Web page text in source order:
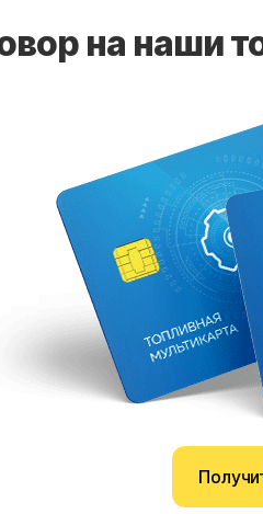
на наши